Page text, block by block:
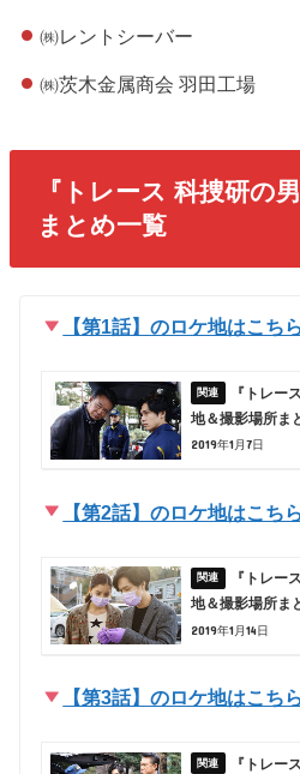
㈱レントシーバー
㈱茨木金属商会 羽田工場
『トレース 科捜研の
まとめ一覧
【第1話】のロケ地はこち
『トレー
地＆撮影場所ま
2019年1月7日
【第2話】のロケ地はこち
『トレー
地＆撮影場所ま
2019年1月14日
【第3話】のロケ地はこち
『トレー